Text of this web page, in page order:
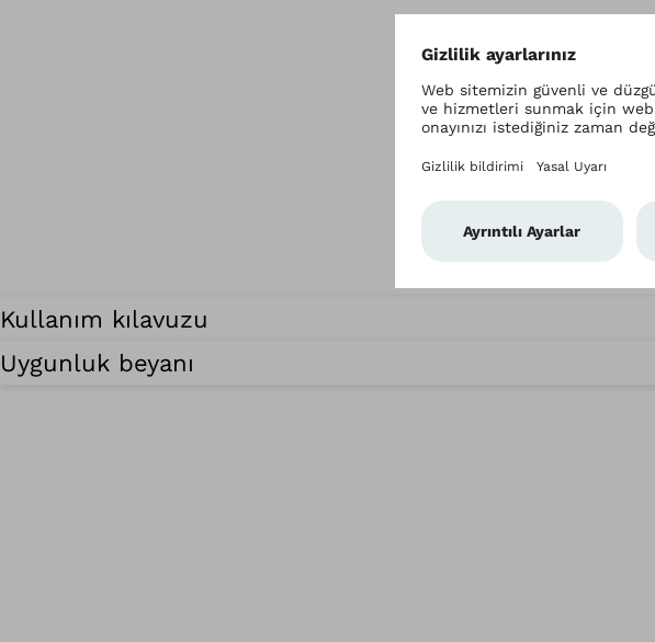
Kullanım kılavuzu
Uygunluk beyanı